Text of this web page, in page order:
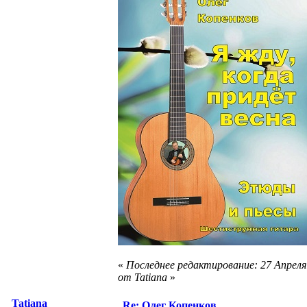
« Последнее редактирование: 27
от Tatiana »
Tatiana